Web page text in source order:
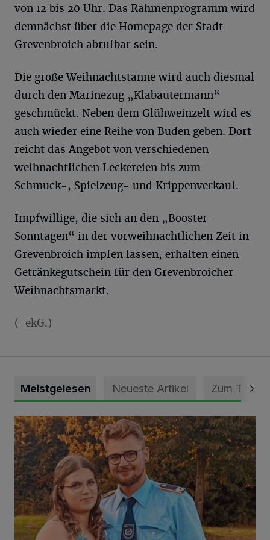
von 12 bis 20 Uhr. Das Rahmenprogramm wird
demnächst über die Homepage der Stadt
Grevenbroich abrufbar sein.
Die große Weihnachtstanne wird auch diesmal
durch den Marinezug „Klabautermann“
geschmückt. Neben dem Glühweinzelt wird es
auch wieder eine Reihe von Buden geben. Dort
reicht das Angebot von verschiedenen
weihnachtlichen Leckereien bis zum
Schmuck-, Spielzeug- und Krippenverkauf.
Impfwillige, die sich an den „Booster-
Sonntagen“ in der vorweihnachtlichen Zeit in
Grevenbroich impfen lassen, erhalten einen
Getränkegutschein für den Grevenbroicher
Weihnachtsmarkt.
(-ekG.)
Meistgelesen Neueste Artikel Zum Thema
Mit Herzblut die Gemeinschaft leben